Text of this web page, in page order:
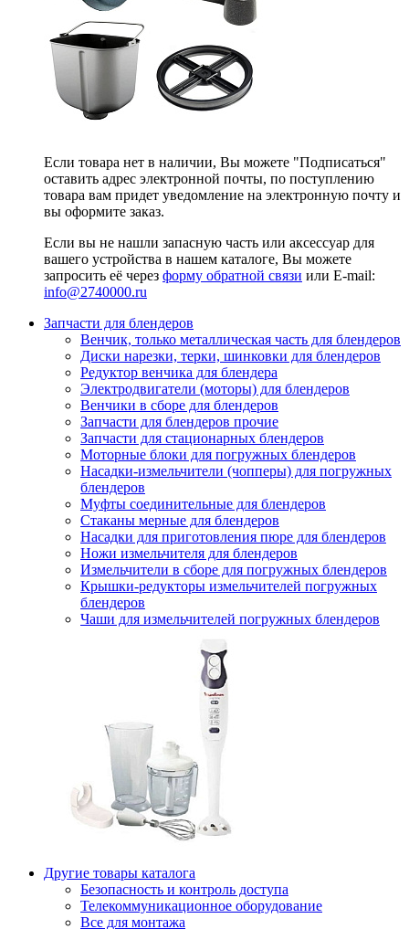
Если товара нет в наличии, Вы можете "Подписаться"
оставить адрес электронной почты, по поступлению
товара вам придет уведомление на электронную почту и
вы оформите заказ.
Если вы не нашли запасную часть или аксессуар для
вашего устройства в нашем каталоге, Вы можете
запросить её через форму обратной связи или E-mail:
info@2740000.ru
Запчасти для блендеров
Венчик, только металлическая часть для блендеров
Диски нарезки, терки, шинковки для блендеров
Редуктор венчика для блендера
Электродвигатели (моторы) для блендеров
Венчики в сборе для блендеров
Запчасти для блендеров прочие
Запчасти для стационарных блендеров
Моторные блоки для погружных блендеров
Насадки-измельчители (чопперы) для погружных
блендеров
Муфты соединительные для блендеров
Стаканы мерные для блендеров
Насадки для приготовления пюре для блендеров
Ножи измельчителя для блендеров
Измельчители в сборе для погружных блендеров
Крышки-редукторы измельчителей погружных
блендеров
Чаши для измельчителей погружных блендеров
Другие товары каталога
Безопасность и контроль доступа
Телекоммуникационное оборудование
Все для монтажа